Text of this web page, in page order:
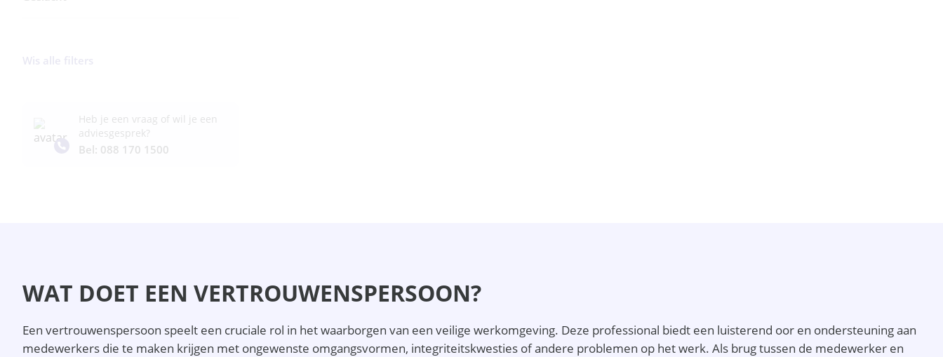
Wis alle filters
Heb je een vraag of wil je een
adviesgesprek?
Bel: 088 170 1500
WAT DOET EEN VERTROUWENSPERSOON?
Een vertrouwenspersoon speelt een cruciale rol in het waarborgen van een veilige werkomgeving. Deze professional biedt een luisterend oor en ondersteuning aan
medewerkers die te maken krijgen met ongewenste omgangsvormen, integriteitskwesties of andere problemen op het werk. Als brug tussen de medewerker en